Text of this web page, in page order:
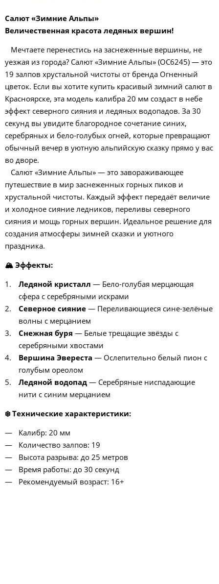
Салют «Зимние Альпы»
Величественная красота ледяных вершин!
Мечтаете перенестись на заснеженные вершины, не
уезжая из города? Салют «Зимние Альпы» (ОС6245) — это
19 залпов хрустальной чистоты от бренда Огненный
цветок. Если вы хотите купить красивый зимний салют в
Красноярске, эта модель калибра 20 мм создаст в небе
эффект северного сияния и ледяных водопадов. За 30
секунд вы увидите благородное сочетание синих,
серебряных и бело-голубых огней, которые превращают
обычный вечер в уютную альпийскую сказку прямо у вас
во дворе.
Салют «Зимние Альпы» — это завораживающее
путешествие в мир заснеженных горных пиков и
хрустальной чистоты. Каждый эффект передаёт величие
и холодное сияние ледников, переливы северного
сияния и мощь горных вершин. Идеальное решение для
создания атмосферы зимней сказки и уютного
праздника.
🏔️ Эффекты:
Ледяной кристалл — Бело-голубая мерцающая
сфера с серебряными искрами
Северное сияние— Переливающиеся сине-зелёные
волны с мерцанием
Снежная буря — Белые трещащие звёзды с
серебряными хвостами
Вершина Эвереста — Ослепительно белый пион с
голубым ореолом
Ледяной водопад— Серебряные ниспадающие
нити с синим мерцанием
❄️ Технические характеристики:
Калибр: 20 мм
Количество залпов: 19
Высота разрыва: до 25 метров
Время работы: до 30 секунд
Рекомендуемый возраст: 16+